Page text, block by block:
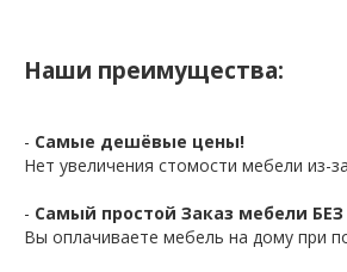
Наши преимущества:
- Самые дешёвые цены!
Нет увеличения стомости мебели из-
- Самый простой Заказ мебели
Вы оплачиваете мебель на дому при